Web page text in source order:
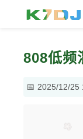
808低频
2025/12/25